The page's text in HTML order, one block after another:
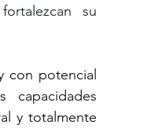
su
con potencial
capacidades
y totalmente